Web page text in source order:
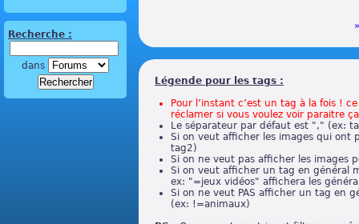
Recherche :
dans
Légende pour les tags :
Pour l’instant c’est un tag à la fois !
réclamer si vous voulez voir paraitre
Le séparateur par défaut est "," (ex:
Si on veut afficher les images qui
tag2)
Si on ne veut pas afficher les images
Si on veut afficher un tag en général
ex: "=jeux vidéos" affichera les
Si on ne veut PAS afficher un tag en
(ex: !=animaux)